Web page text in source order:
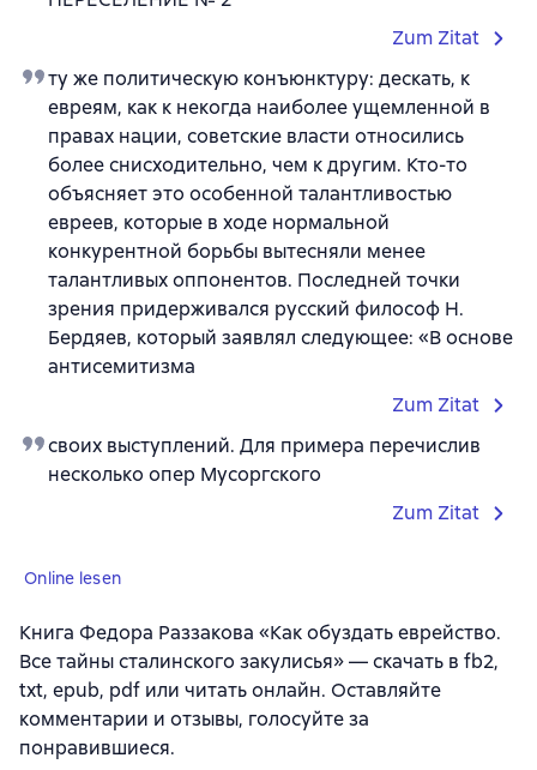
Zum Zitat
ту же политическую конъюнктуру: дескать, к
евреям, как к некогда наиболее ущемленной в
правах нации, советские власти относились
более снисходительно, чем к другим. Кто-то
объясняет это особенной талантливостью
евреев, которые в ходе нормальной
конкурентной борьбы вытесняли менее
талантливых оппонентов. Последней точки
зрения придерживался русский философ Н.
Бердяев, который заявлял следующее: «В основе
антисемитизма
Zum Zitat
своих выступлений. Для примера перечислив
несколько опер Мусоргского
Zum Zitat
Online lesen
Книга Федора Раззакова «Как обуздать еврейство.
Все тайны сталинского закулисья» — скачать в fb2,
txt, epub, pdf или читать онлайн. Оставляйте
комментарии и отзывы, голосуйте за
понравившиеся.